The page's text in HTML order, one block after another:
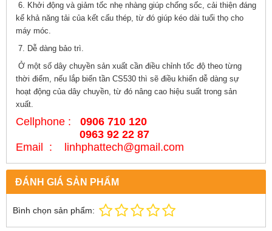
6. Khởi động và giảm tốc nhẹ nhàng giúp chống sốc, cải thiện đáng
kể khả năng tải của kết cấu thép, từ đó giúp kéo dài tuổi thọ cho
máy móc.
7. Dễ dàng bảo trì.
Ở một số dây chuyền sản xuất cần điều chỉnh tốc độ theo từng
thời điểm, nếu lắp biến tần CS530 thì sẽ điều khiển dễ dàng sự
hoạt động của dây chuyền, từ đó nâng cao hiệu suất trong sản
xuất.
Cellphone : 0906 710 120
0963 92 22 87
Email : linhphattech@gmail.com
ĐÁNH GIÁ SẢN PHẨM
Bình chọn sản phẩm: